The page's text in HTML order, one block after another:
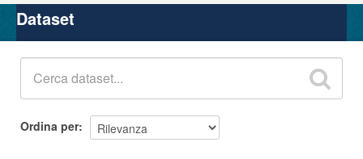
Organizzazioni
Gruppi
Dataset
Ordina per